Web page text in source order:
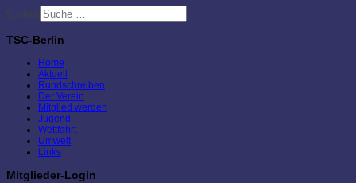
Suchen
TSC-Berlin
Home
Aktuell
Rundschreiben
Der Verein
Mitglied werden
Jugend
Wettfahrt
Umwelt
Links
Mitglieder-Login